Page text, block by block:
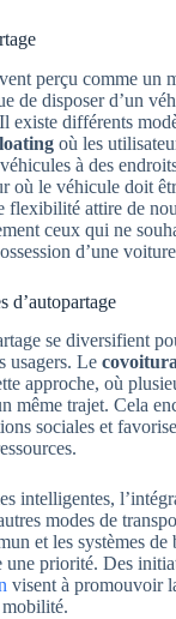
perçu comme un
de disposer d’un
existe différents
où les
à des
où le véhicule doit
flexibilité attire de
ceux qui ne
d’une
d’autopartage
se diversifient
usagers. Le
approche, où
même trajet. Cela
sociales et
intelligentes,
modes de
et les systèmes de
une priorité. Des
visent à promouvoir
mobilité.